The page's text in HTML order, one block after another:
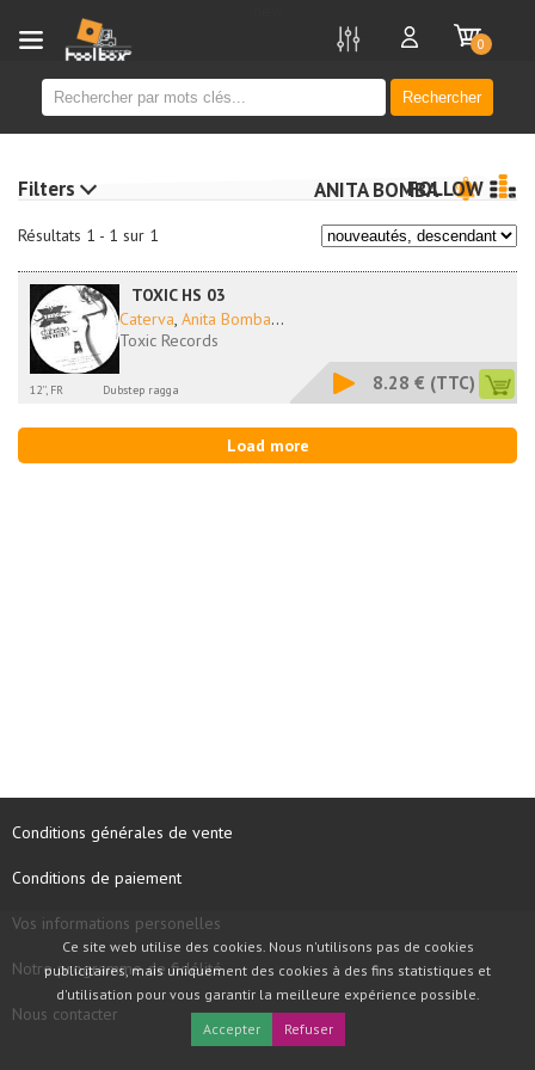
Rechercher
0
Résultats 1 - 1 sur 1
ANITA BOMBAFOLLOW
TOXIC HS 03
Caterva, Anita Bomba...
Toxic Records
12'', FR Dubstep ragga 8.28 € (TTC)
Load more
Filters
Conditions générales de vente
Conditions de paiement
Vos informations personelles
Notre programme de fidélité
Nous contacter
Ce site web utilise des cookies. Nous n'utilisons pas de cookies
publicitaires, mais uniquement des cookies à des fins statistiques et
d'utilisation pour vous garantir la meilleure expérience possible.
Accepter
Refuser